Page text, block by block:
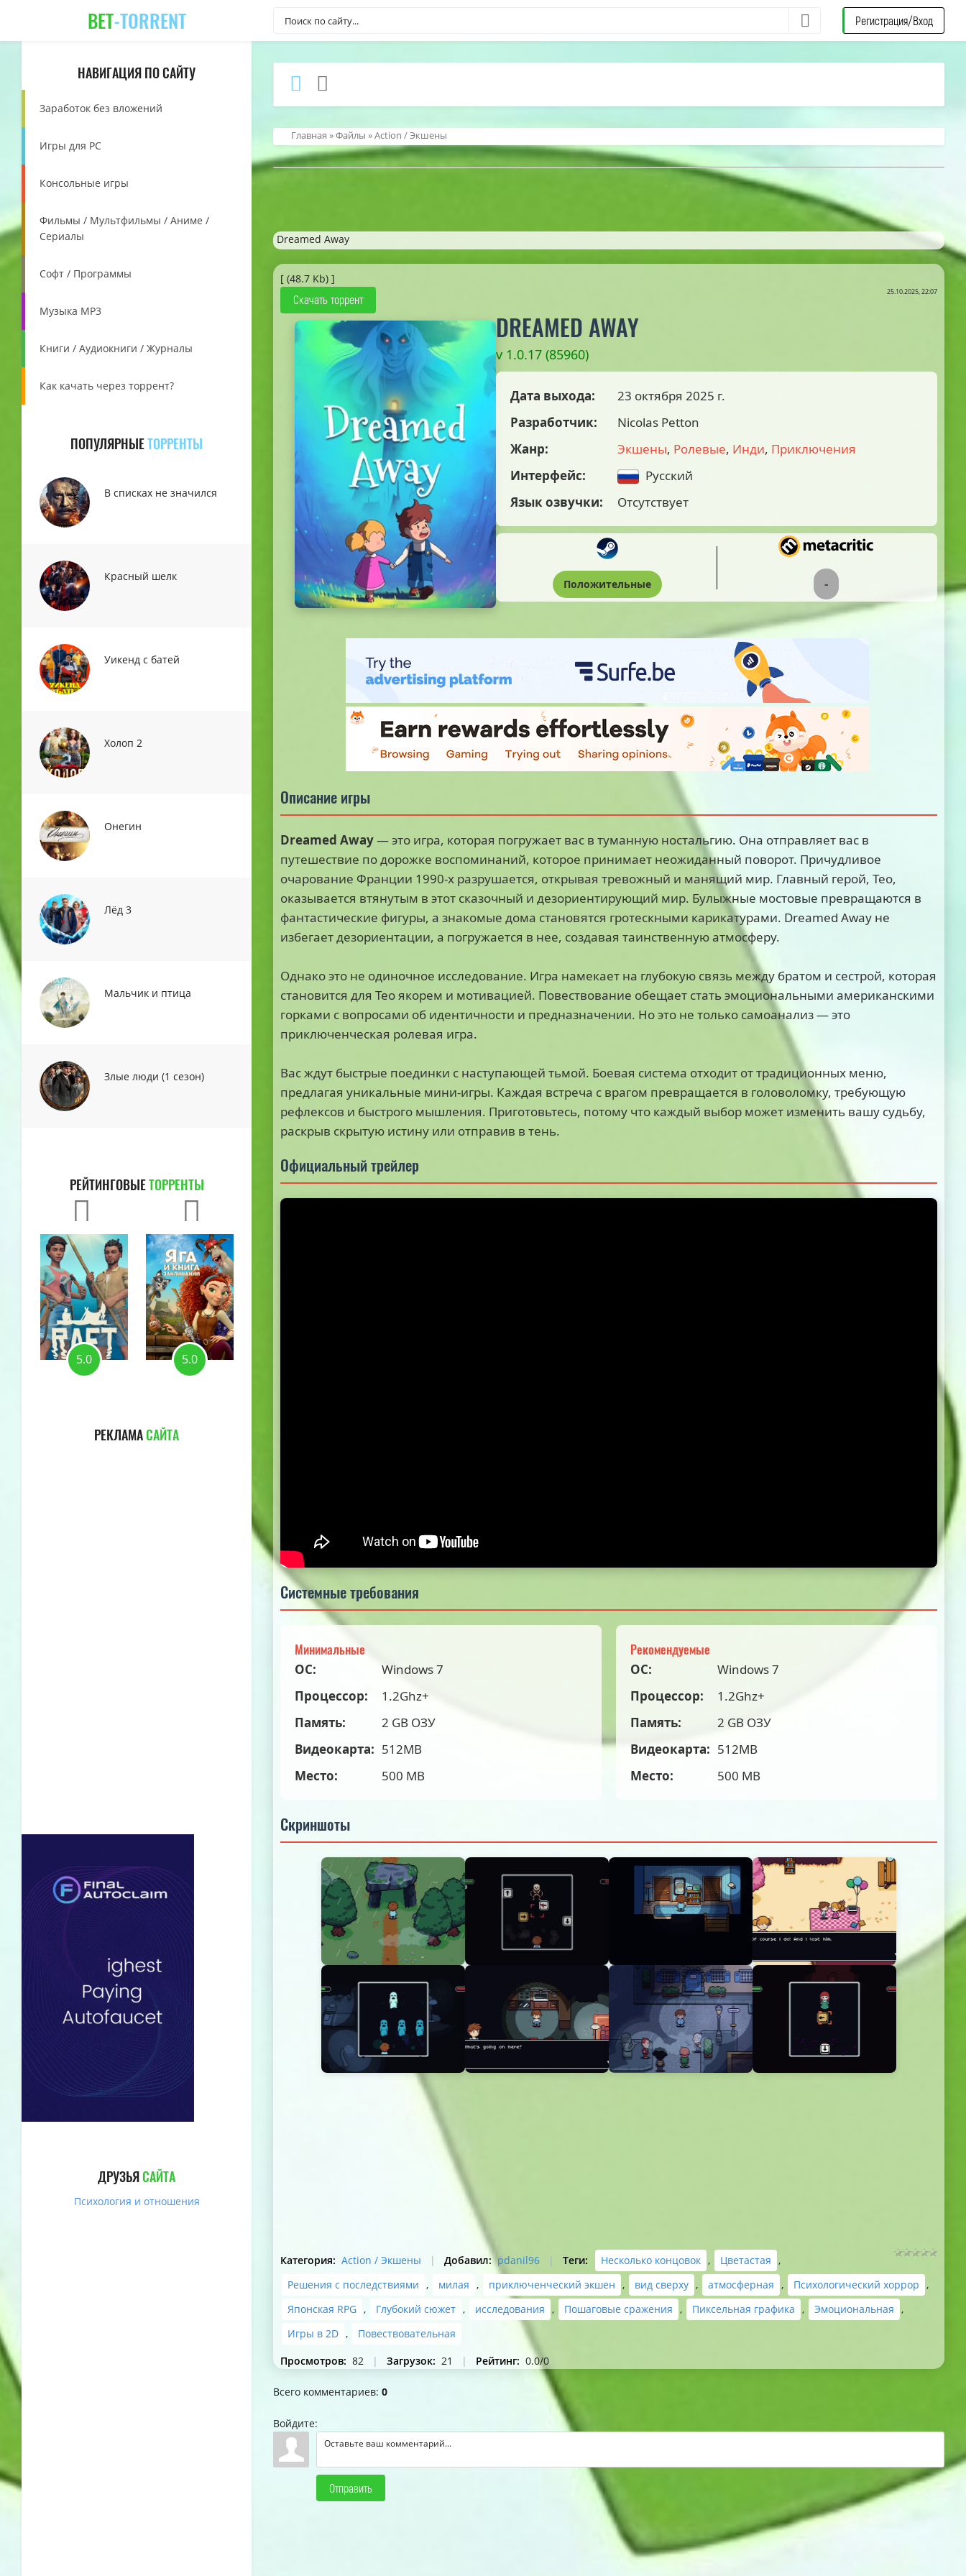
BET-TORRENT Регистрация/Вход
НАВИГАЦИЯ ПО САЙТУ
Заработок без вложений
Игры для PC
Консольные игры
Фильмы / Мультфильмы / Аниме /
Сериалы
Софт / Программы
Музыка MP3
Книги / Аудиокниги / Журналы
Как качать через торрент?
ПОПУЛЯРНЫЕТОРРЕНТЫ
В списках не значился
Красный шелк
Уикенд с батей
Холоп 2
Онегин
Лёд 3
Мальчик и птица
Злые люди (1 сезон)
РЕЙТИНГОВЫЕТОРРЕНТЫ
5.0 5.0
РЕКЛАМАСАЙТА
ДРУЗЬЯСАЙТА
Психология и отношения
Главная »Файлы »Action / Экшены
Dreamed Away
[ (48.7 Kb) ]
Скачать торрент
25.10.2025, 22:07
DREAMED AWAY
v 1.0.17 (85960)
Дата выхода:
23 октября 2025 г.
Разработчик:
Nicolas Petton
Жанр:
Экшены, Ролевые, Инди, Приключения
Интерфейс:
Русский
Язык озвучки:
Отсутствует
Положительные -
Описание игры
Dreamed Away— это игра, которая погружает вас в туманную ностальгию. Она отправляет вас в
путешествие по дорожке воспоминаний, которое принимает неожиданный поворот. Причудливое
очарование Франции 1990-х разрушается, открывая тревожный и манящий мир. Главный герой, Тео,
оказывается втянутым в этот сказочный и дезориентирующий мир. Булыжные мостовые превращаются в
фантастические фигуры, а знакомые дома становятся гротескными карикатурами. Dreamed Away не
избегает дезориентации, а погружается в нее, создавая таинственную атмосферу.
Однако это не одиночное исследование. Игра намекает на глубокую связь между братом и сестрой, которая
становится для Тео якорем и мотивацией. Повествование обещает стать эмоциональными американскими
горками с вопросами об идентичности и предназначении. Но это не только самоанализ — это
приключенческая ролевая игра.
Вас ждут быстрые поединки с наступающей тьмой. Боевая система отходит от традиционных меню,
предлагая уникальные мини-игры. Каждая встреча с врагом превращается в головоломку, требующую
рефлексов и быстрого мышления. Приготовьтесь, потому что каждый выбор может изменить вашу судьбу,
раскрыв скрытую истину или отправив в тень.
Официальный трейлер
Системные требования
Минимальные
ОС:
Windows 7
Процессор:
1.2Ghz+
Память:
2 GB ОЗУ
Видеокарта: 512MB
Место:
500 MB
Рекомендуемые
ОС:
Windows 7
Процессор:
1.2Ghz+
Память:
2 GB ОЗУ
Видеокарта: 512MB
Место:
500 MB
Скриншоты
Категория: Action / Экшены | Добавил: pdanil96 | Теги: Несколько концовок , Цветастая ,
Решения с последствиями , милая , приключенческий экшен , вид сверху , атмосферная , Психологический хоррор ,
Японская RPG , Глубокий сюжет , исследования , Пошаговые сражения , Пиксельная графика , Эмоциональная ,
Игры в 2D ,
Повествовательная
Просмотров: 82 | Загрузок: 21 | Рейтинг: 0.0/0
Всего комментариев: 0
Войдите:
Отправить